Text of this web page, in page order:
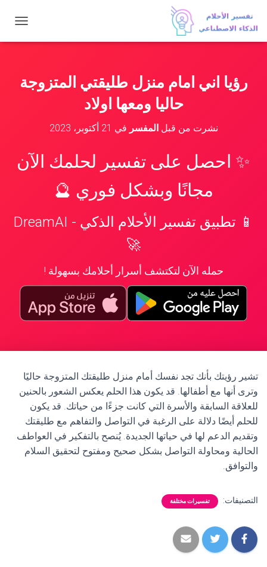
ب
ارؤيا اني امام منزل طليقتي المتزوجة
حاليا ومعها اولاد
نشرت من قبلالمفسر في 21 أكتوبر، 2023
✨ احصل على تفسير لحلمك الآن
مجانًا وبشكل فوري 🔮
📱 تطبيق تفسير الأحلام الذكي - DreamAI
🚀
حمله الآن لتكتشف أسرار أحلامك بسهولة !
تشير رؤيتك بأنك تجد نفسك أمام منزل طليقتك المتزوجة حاليًا
وترى أنها مع أطفالها. قد يكون هذا الحلم يعكس الشعور بالحنين
للعلاقة السابقة والأسرة التي كانت جزءًا من حياتك. قد يكون
للحلم أيضًا دلالة على الرغبة في التواصل والتفاهم مع طليقتك
وتقديم الدعم لها في حياتها الجديدة. يُنصح بالتفكير في العواطف
الحالية ومحاولة التواصل بشكل صحيح ومفتوح لتحقيق السلام
والتوافق.
التصنيفات: تفسيرات مختلفة